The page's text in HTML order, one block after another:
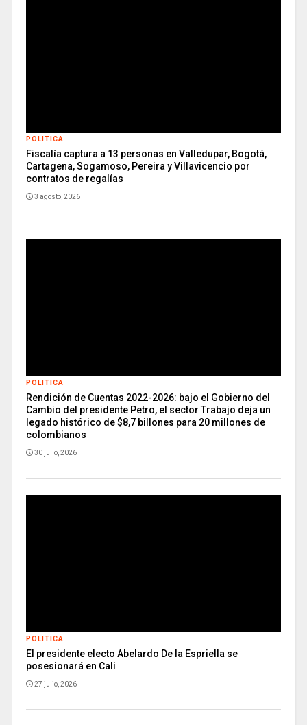
POLITICA
Fiscalía captura a 13 personas en Valledupar, Bogotá,
Cartagena, Sogamoso, Pereira y Villavicencio por
contratos de regalías
3 agosto, 2026
POLITICA
Rendición de Cuentas 2022-2026: bajo el Gobierno del
Cambio del presidente Petro, el sector Trabajo deja un
legado histórico de $8,7 billones para 20 millones de
colombianos
30 julio, 2026
POLITICA
El presidente electo Abelardo De la Espriella se
posesionará en Cali
27 julio, 2026